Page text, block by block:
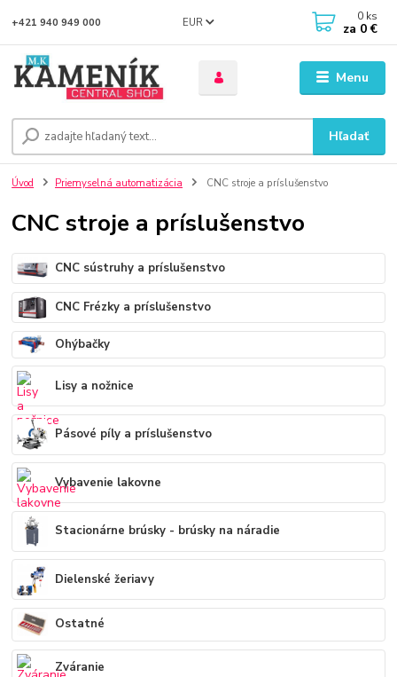
Menu
EUR
Hľadať
+421 940 949 000 0 ks
za 0 €
Úvod Priemyselná automatizácia CNC stroje a príslušenstvo
CNC stroje a príslušenstvo
CNC sústruhy a príslušenstvo
CNC Frézky a príslušenstvo
Ohýbačky
Lisy a nožnice
Pásové píly a príslušenstvo
Vybavenie lakovne
Stacionárne brúsky - brúsky na náradie
Dielenské žeriavy
Ostatné
Zváranie